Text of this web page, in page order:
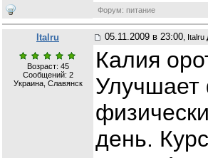
Форум: питание
Italru 05.11.2009 в 23:00 , Italru
Возраст: 45
Сообщений: 2
Украина, Славянск
Калия
Улучшает
день.